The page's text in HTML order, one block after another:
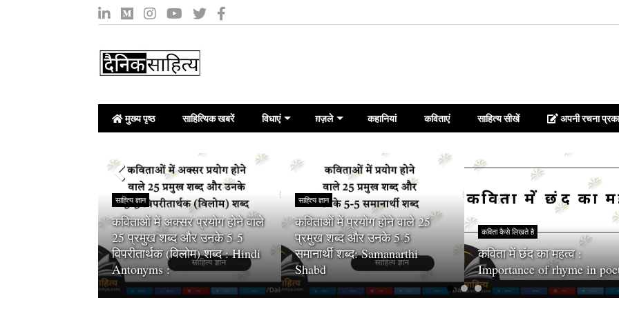
मुख्य पृष्ठ साहित्यिक खबरें विधाएं ग़ज़ले कहानियां कविताएं साहित्य सीखें अपनी रचना
साहित्य ज्ञान
कविताओं में अक्सर प्रयोग होने वाले
25 प्रमुख शब्द और उनके 5-5
विपरीतार्थक (विलोम) शब्द : Hindi
Antonyms :
साहित्य ज्ञान
कविताओं में प्रयोग होने वाले 25
प्रमुख शब्द और उनके 5-5
समानार्थी शब्द: Samanarthi
Shabd
कविता कैसे लिखते है
कविता में छंद का महत्व :
Importance of rhyme in